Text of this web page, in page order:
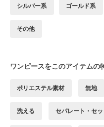
シルバー系 ゴールド系
その他
ワンピースをこのアイテムの
ポリエステル素材 無地
洗える セパレート・セ